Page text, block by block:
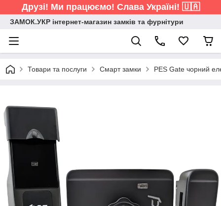
Друзі! Ми працюємо! Слава Україні! 🇺🇦
ЗАМОК.УКР інтернет-магазин замків та фурнітури
Товари та послуги Смарт замки PES Gate чорний